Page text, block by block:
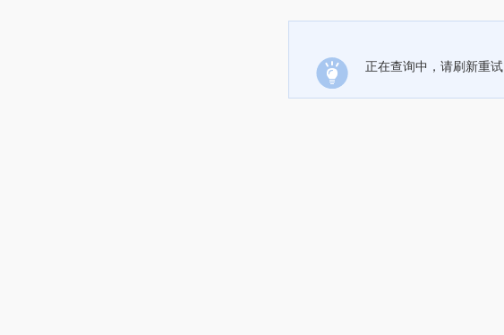
正在查询中，请刷新重试